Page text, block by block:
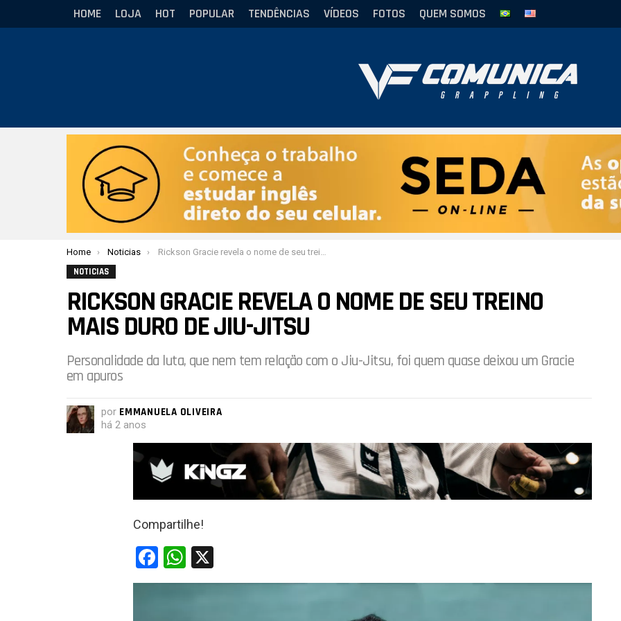
HOME LOJA HOT POPULAR TENDÊNCIAS VÍDEOS FOTOS QUEM SOMOS
Você está aqui:
Home Noticias Rickson Gracie revela o nome de seu treino mais duro de Jiu-Jitsu
NOTICIAS
RICKSON GRACIE REVELA O NOME DE SEU TREINO
MAIS DURO DE JIU-JITSU
Personalidade da luta, que nem tem relação com o Jiu-Jitsu, foi quem quase deixou um Gracie
em apuros
por EMMANUELA OLIVEIRA
há 2 anos
Compartilhe!
F
a
W
h